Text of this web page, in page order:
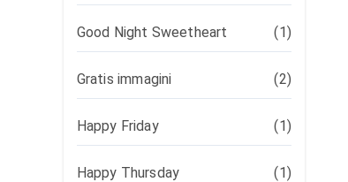
Good Night Sweetheart (1)
Gratis immagini (2)
Happy Friday (1)
Happy Thursday (1)